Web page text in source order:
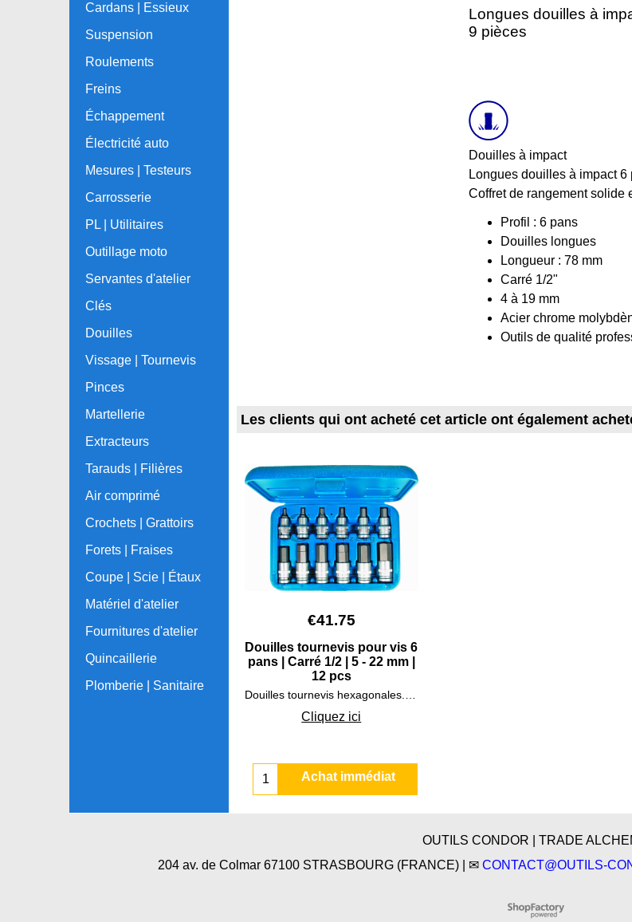
Cardans | Essieux
Suspension
Roulements
Freins
Échappement
Électricité auto
Mesures | Testeurs
Carrosserie
PL | Utilitaires
Outillage moto
Servantes d'atelier
Clés
Douilles
Vissage | Tournevis
Pinces
Martellerie
Extracteurs
Tarauds | Filières
Air comprimé
Crochets | Grattoirs
Forets | Fraises
Coupe | Scie | Étaux
Matériel d'atelier
Fournitures d'atelier
Quincaillerie
Plomberie | Sanitaire
Longues douilles à
9 pièces
Douilles à impact
Longues douilles à impact
Coffret de rangement solide
Profil : 6 pans
Douilles longues
Longueur : 78 mm
Carré 1/2"
4 à 19 mm
Acier chrome
Outils de qualité
Les clients qui ont acheté cet article ont également
€41.75
Douilles tournevis pour vis 6
pans | Carré 1/2 | 5 - 22 mm |
12 pcs
Cliquez ici
Achat immédiat
OUTILS CONDOR | TRADE
204 av. de Colmar 67100 STRASBOURG (FRANCE) | ✉ CONTACT@OUTILS-
Boutique en ligne créés
avec le logiciel